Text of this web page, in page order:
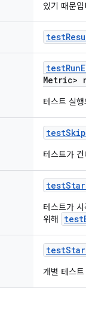
있기 때문
test
testRun
Metric>
테스트 실
test
테스트가
test
테스트가
위해
test
개별 테스